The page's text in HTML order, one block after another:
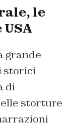
le
grande
storici
di
storture